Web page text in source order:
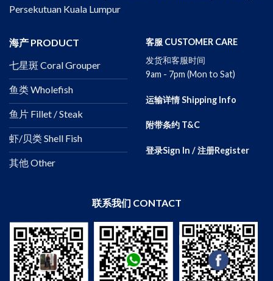
Persekutuan Kuala Lumpur
海产 PRODUCT
七星斑 Coral Grouper
鱼类 Wholefish
鱼片 Fillet / Steak
虾/贝类 Shell Fish
其他 Other
客服 CUSTOMER CARE
发货和客服时间
9am - 7pm (Mon to Sat)
运输详情 Shipping Info
附带条约 T&C
登录Sign In / 注册Register
联系我们 CONTACT